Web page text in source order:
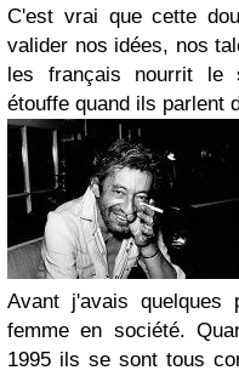
C'est vrai que cette
valider nos idées, nos
les français nourrit le
étouffe quand ils parlent
Avant j'avais
femme en société.
1995 ils se sont tous